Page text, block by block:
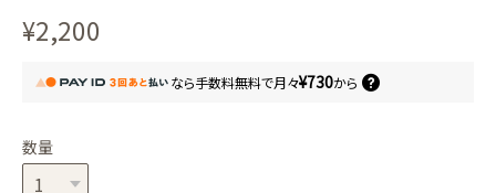
¥2,200
なら手数料無料で月々¥730から
数量